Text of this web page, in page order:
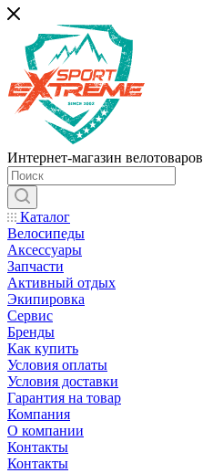
Интернет-магазин велотоваров
Каталог
Велосипеды
Аксессуары
Запчасти
Активный отдых
Экипировка
Сервис
Бренды
Как купить
Условия оплаты
Условия доставки
Гарантия на товар
Компания
О компании
Контакты
Контакты